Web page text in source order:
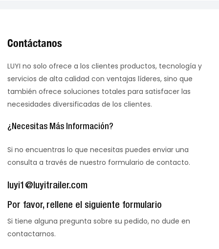
Contáctanos
LUYI no solo ofrece a los clientes productos, tecnología y
servicios de alta calidad con ventajas líderes, sino que
también ofrece soluciones totales para satisfacer las
necesidades diversificadas de los clientes.
¿Necesitas Más Información?
Si no encuentras lo que necesitas puedes enviar una
consulta a través de nuestro formulario de contacto.
luyi1@luyitrailer.com
Por favor, rellene el siguiente formulario
Si tiene alguna pregunta sobre su pedido, no dude en
contactarnos.